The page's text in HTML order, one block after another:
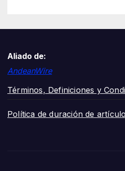
Aliado de:
AndeanWire
Términos, Definiciones y
Política de duración de